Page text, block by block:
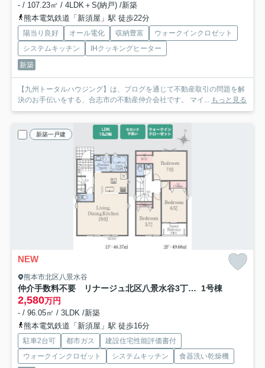
- / 107.23㎡ / 4LDK＋S(納戸) /新築
熊本電気鉄道「新須屋」駅 徒歩22分
陽当り良好 オール電化 収納豊富
ウォークインクロゼット
システムキッチン
IHクッキングヒーター
新築
【九州トータルハウジング】は、ブログを通じて不動産取引の問題を解
決のお手伝いをする、合志市の不動産仲介会社です。 マイ... もっと見る
新築一戸建
NEW
熊本市北区八景水谷
仲介手数料不要 リナージュ北区八景水谷3丁目第1期【城北小・中】 1号棟
2,580万円
- / 96.05㎡ / 3LDK /新築
熊本電気鉄道「新須屋」駅 徒歩16分
駐車2台可 都市ガス
建設住宅性能評価書付
ウォークインクロゼット
システムキッチン
食器洗い乾燥機